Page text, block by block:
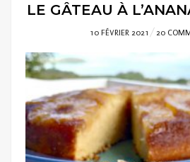
LE GÂTEAU À
POSTED
10 FÉVRIER 2021 20